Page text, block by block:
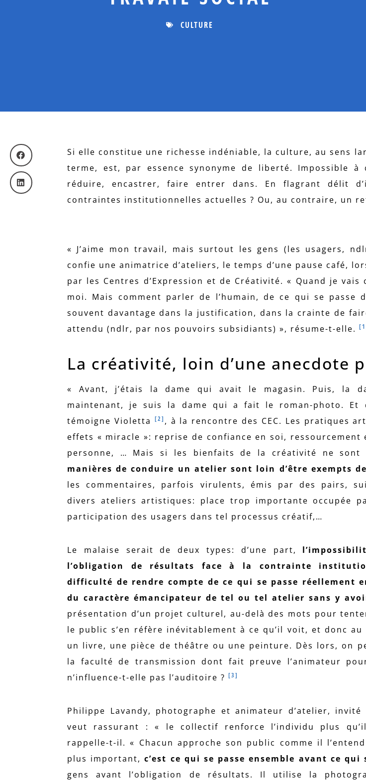
CULTURE
Si elle constitue une richesse indéniable, la culture, au sens
terme, est, par essence synonyme de liberté. Impossible à
réduire, encastrer, faire entrer dans. En flagrant délit
contraintes institutionnelles actuelles ? Ou, au contraire, un
« J’aime mon travail, mais surtout les gens (les usagers,
confie une animatrice d’ateliers, le temps d’une pause café,
par les Centres d’Expression et de Créativité. « Quand je vais
moi. Mais comment parler de l’humain, de ce qui se passe
souvent davantage dans la justification, dans la crainte de
attendu (ndlr, par nos pouvoirs subsidiants) », résume-t-elle.
La créativité, loin d’une anecdote
« Avant, j’étais la dame qui avait le magasin. Puis, la
maintenant, je suis la dame qui a fait le roman-photo. Et
témoigne Violetta [2] , à la rencontre des CEC. Les pratiques
effets « miracle »: reprise de confiance en soi, ressourcement
personne, … Mais si les bienfaits de la créativité ne sont
manières de conduire un atelier sont loin d’être exempts
les commentaires, parfois virulents, émis par des pairs,
divers ateliers artistiques: place trop importante occupée
participation des usagers dans tel processus créatif,…
Le malaise serait de deux types: d’une part,
l’obligation de résultats face à la contrainte
difficulté de rendre compte de ce qui se passe réellement
du caractère émancipateur de tel ou tel atelier sans y
présentation d’un projet culturel, au-delà des mots pour
le public s’en réfère inévitablement à ce qu’il voit, et donc
un livre, une pièce de théâtre ou une peinture. Dès lors, on
la faculté de transmission dont fait preuve l’animateur
n’influence-t-elle pas l’auditoire ? [3]
Philippe Lavandy, photographe et animateur d’atelier, invité
veut rassurant : « le collectif renforce l’individu plus
rappelle-t-il. « Chacun approche son public comme il
plus important,c’est ce qui se passe ensemble avant ce qui
gens avant l’obligation de résultats. Il utilise la